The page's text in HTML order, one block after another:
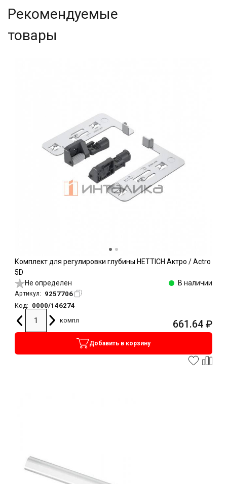
Рекомендуемые
товары
Комплект для регулировки глубины HETTICH Актро / Actro
5D
Не определен
В наличии
Артикул: 9257706
Код:
0000/146274
компл
661.64 ₽
Добавить в корзину